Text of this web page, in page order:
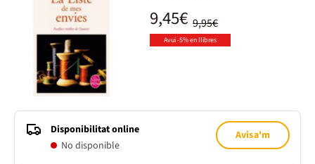
9,95€
9,45€
Avui -5% en llibres
Disponibilitat online
No disponible
Avisa'm